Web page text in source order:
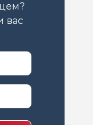
вас